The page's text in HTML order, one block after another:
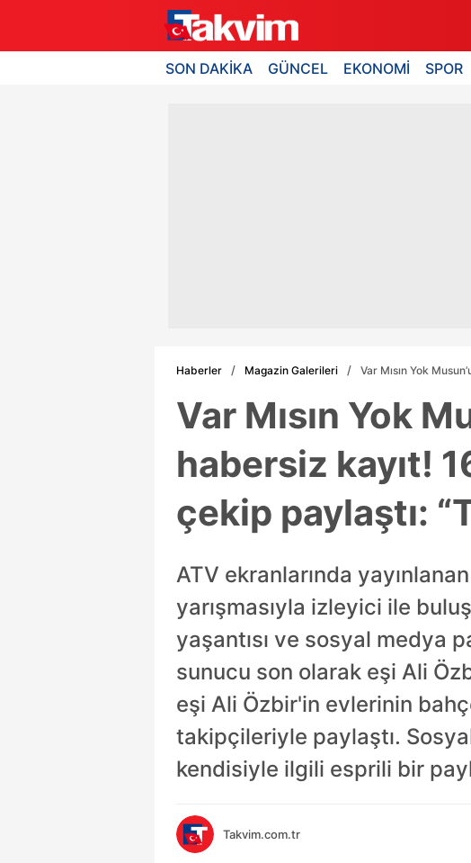
SON DAKİKA GÜNCEL EKONOMİ SPOR
Haberler Magazin Galerileri Var Mısın Yok
Var Mısın Yok
habersiz kayıt!
çekip paylaştı:
ATV ekranlarında
yarışmasıyla izleyici ile
yaşantısı ve sosyal medya
sunucu son olarak eşi Ali
eşi Ali Özbir'in evlerinin
takipçileriyle paylaştı.
kendisiyle ilgili esprili bir
Takvim.com.tr